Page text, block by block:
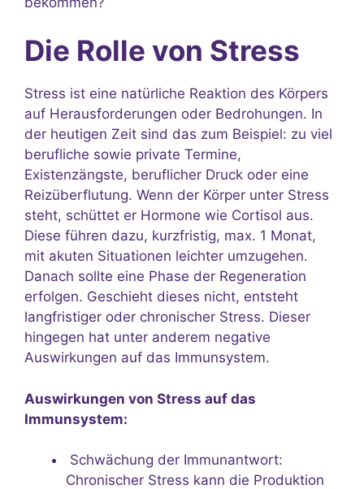
Die Rolle von Stress
Stress ist eine natürliche Reaktion des Körpers
auf Herausforderungen oder Bedrohungen. In
der heutigen Zeit sind das zum Beispiel: zu viel
berufliche sowie private Termine,
Existenzängste, beruflicher Druck oder eine
Reizüberflutung. Wenn der Körper unter Stress
steht, schüttet er Hormone wie Cortisol aus.
Diese führen dazu, kurzfristig, max. 1 Monat,
mit akuten Situationen leichter umzugehen.
Danach sollte eine Phase der Regeneration
erfolgen. Geschieht dieses nicht, entsteht
langfristiger oder chronischer Stress. Dieser
hingegen hat unter anderem negative
Auswirkungen auf das Immunsystem.
Auswirkungen von Stress auf das
Immunsystem:
Schwächung der Immunantwort:
Chronischer Stress kann die Produktion